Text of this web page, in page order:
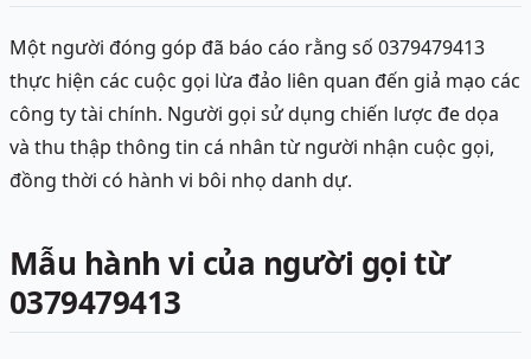
Một người đóng góp đã báo cáo rằng số 0379479413
thực hiện các cuộc gọi lừa đảo liên quan đến giả mạo các
công ty tài chính. Người gọi sử dụng chiến lược đe dọa
và thu thập thông tin cá nhân từ người nhận cuộc gọi,
đồng thời có hành vi bôi nhọ danh dự.
Mẫu hành vi của người gọi từ
0379479413